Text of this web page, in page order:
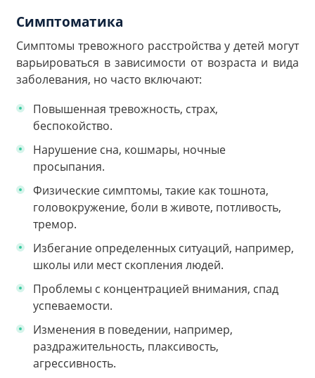
Симптоматика
Симптомы тревожного расстройства у детей могут
варьироваться в зависимости от возраста и вида
заболевания, но часто включают:
Повышенная тревожность, страх,
беспокойство.
Нарушение сна, кошмары, ночные
просыпания.
Физические симптомы, такие как тошнота,
головокружение, боли в животе, потливость,
тремор.
Избегание определенных ситуаций, например,
школы или мест скопления людей.
Проблемы с концентрацией внимания, спад
успеваемости.
Изменения в поведении, например,
раздражительность, плаксивость,
агрессивность.